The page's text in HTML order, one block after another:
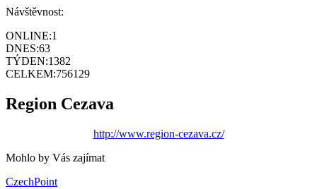
Návštěvnost:
ONLINE:1
DNES:63
TÝDEN:1382
CELKEM:756129
Region Cezava
http://www.region-cezava.cz/
Mohlo by Vás zajímat
CzechPoint